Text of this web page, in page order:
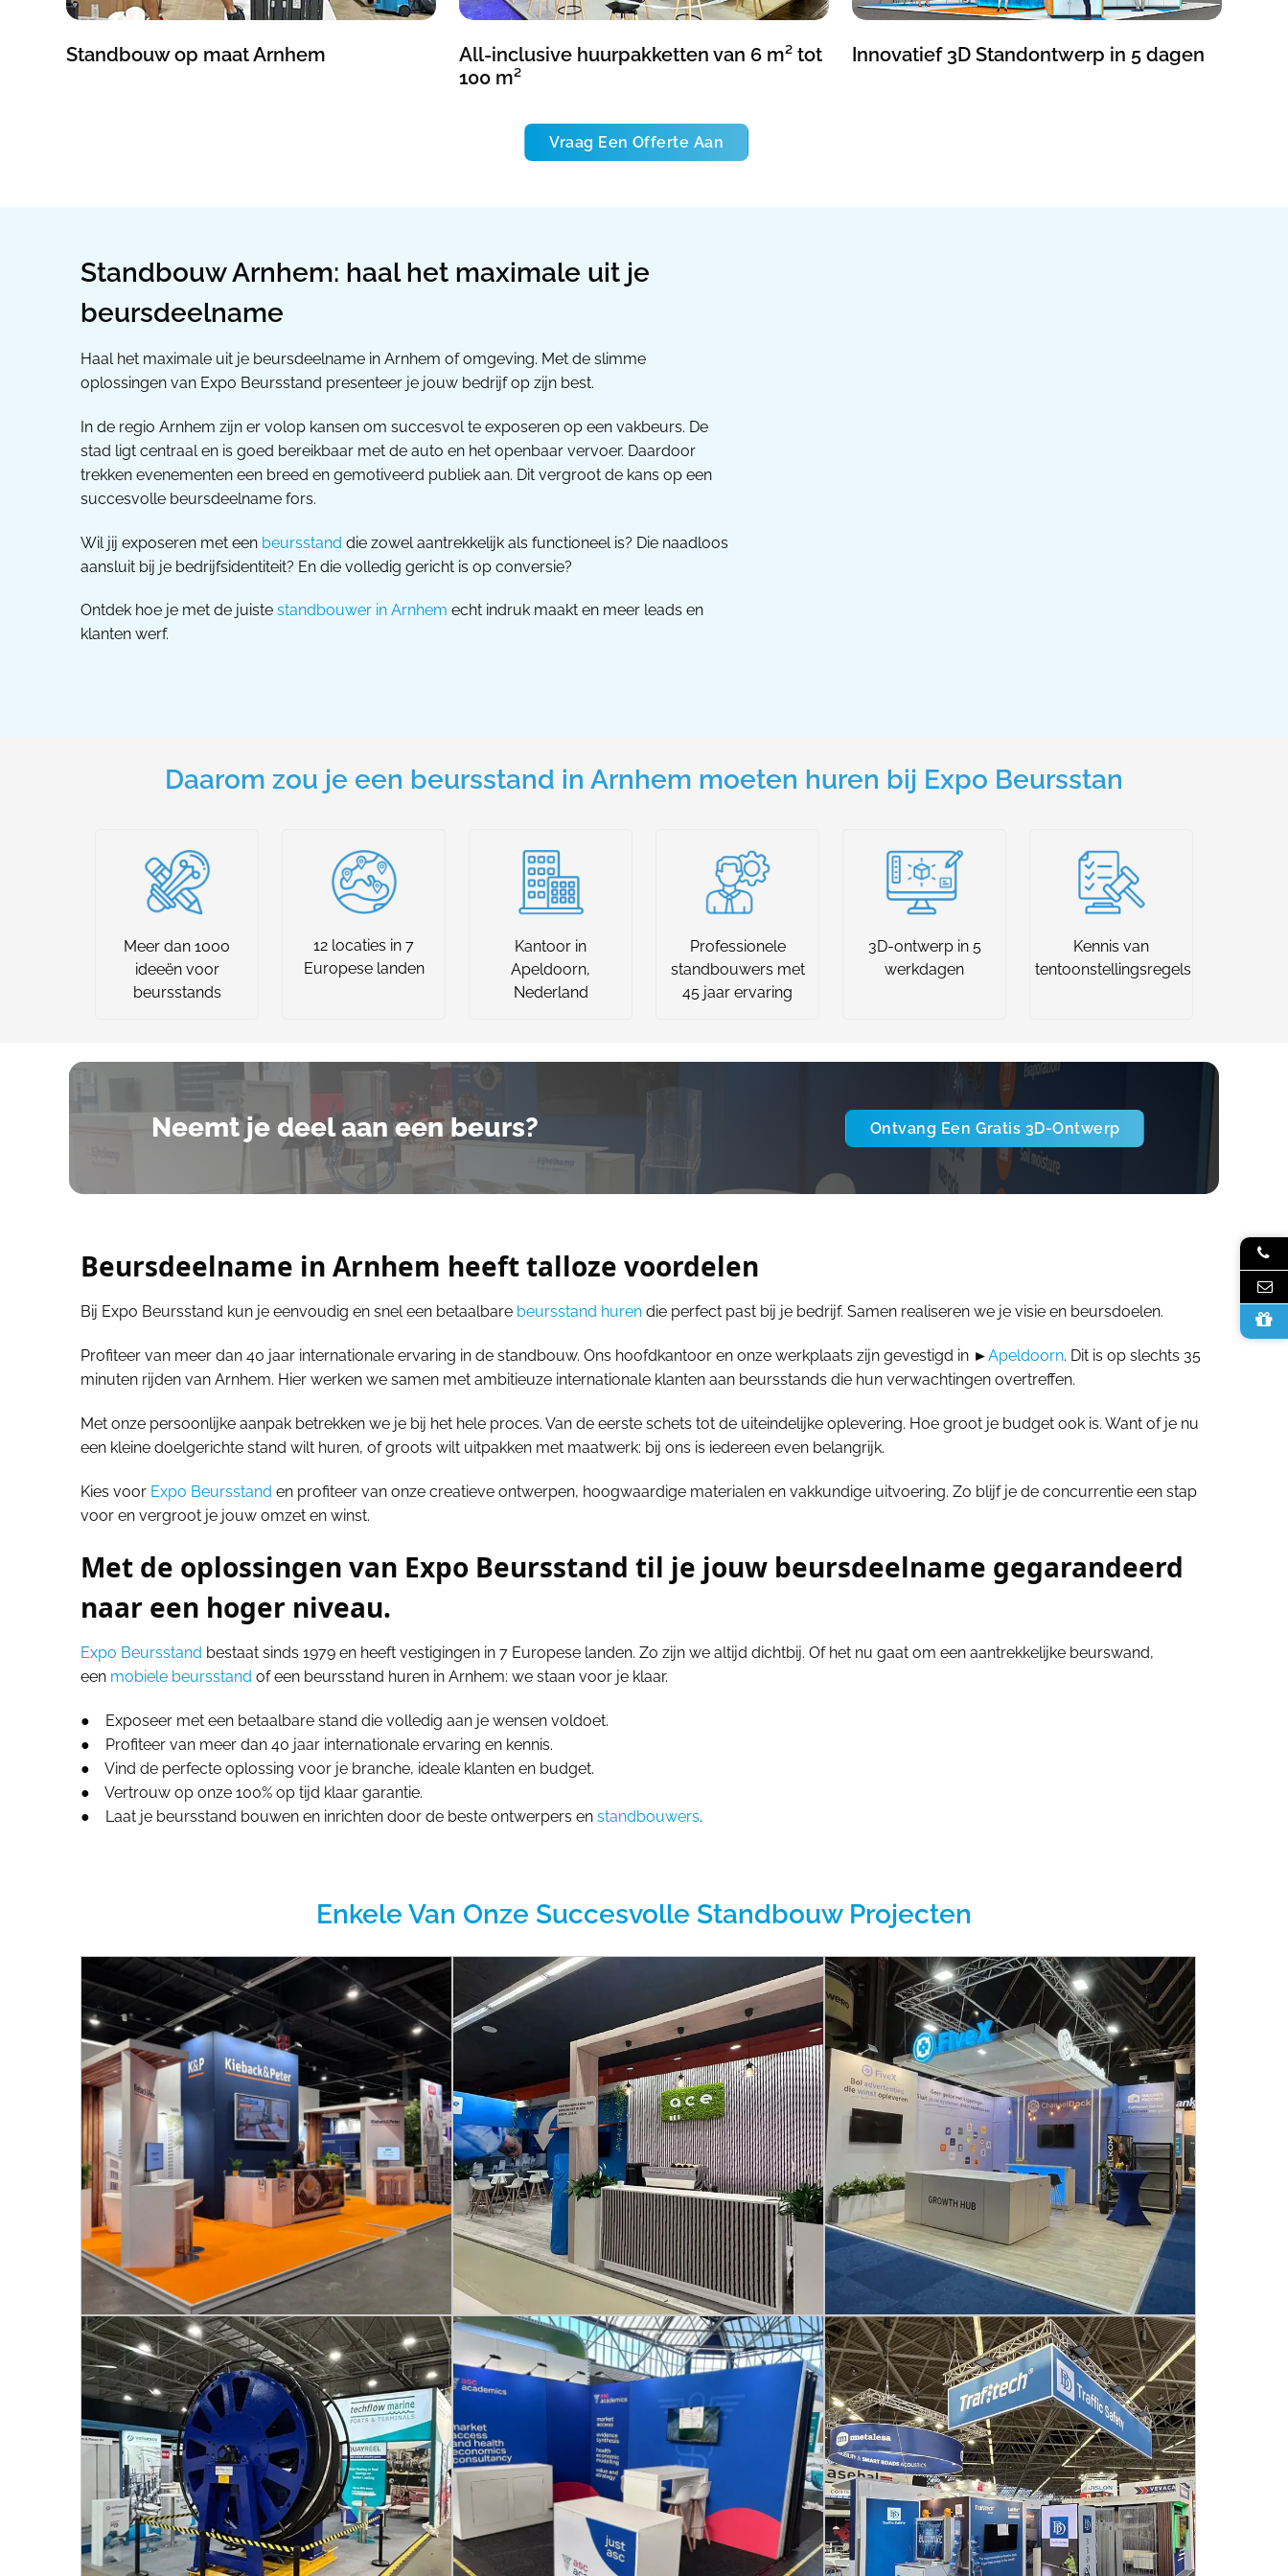
Standbouw op maat Arnhem
All-inclusive huurpakketten van 6 m² tot
100 m²
Innovatief 3D Standontwerp in 5 dagen
Vraag Een Offerte Aan
Standbouw Arnhem: haal het maximale uit je
beursdeelname
Haal het maximale uit je beursdeelname in Arnhem of omgeving. Met de slimme
oplossingen van Expo Beursstand presenteer je jouw bedrijf op zijn best.
In de regio Arnhem zijn er volop kansen om succesvol te exposeren op een vakbeurs. De
stad ligt centraal en is goed bereikbaar met de auto en het openbaar vervoer. Daardoor
trekken evenementen een breed en gemotiveerd publiek aan. Dit vergroot de kans op een
succesvolle beursdeelname fors.
Wil jij exposeren met een beursstand die zowel aantrekkelijk als functioneel is? Die naadloos
aansluit bij je bedrijfsidentiteit? En die volledig gericht is op conversie?
Ontdek hoe je met de juiste standbouwer in Arnhem echt indruk maakt en meer leads en
klanten werf.
Daarom zou je een beursstand in Arnhem moeten huren bij Expo Beursstan
Meer dan 1000
ideeën voor
beursstands
12 locaties in 7
Europese landen
Kantoor in
Apeldoorn,
Nederland
Professionele
standbouwers met
45 jaar ervaring
3D-ontwerp in 5
werkdagen
Kennis van
tentoonstellingsregels
Neemt je deel aan een beurs? Ontvang Een Gratis 3D-Ontwerp
Beursdeelname in Arnhem heeft talloze voordelen
Bij Expo Beursstand kun je eenvoudig en snel een betaalbare beursstand huren die perfect past bij je bedrijf. Samen realiseren we je visie en beursdoelen.
Profiteer van meer dan 40 jaar internationale ervaring in de standbouw. Ons hoofdkantoor en onze werkplaats zijn gevestigd in ►Apeldoorn. Dit is op slechts 35
minuten rijden van Arnhem. Hier werken we samen met ambitieuze internationale klanten aan beursstands die hun verwachtingen overtreffen.
Met onze persoonlijke aanpak betrekken we je bij het hele proces. Van de eerste schets tot de uiteindelijke oplevering. Hoe groot je budget ook is. Want of je nu
een kleine doelgerichte stand wilt huren, of groots wilt uitpakken met maatwerk: bij ons is iedereen even belangrijk.
Kies voor Expo Beursstand en profiteer van onze creatieve ontwerpen, hoogwaardige materialen en vakkundige uitvoering. Zo blijf je de concurrentie een stap
voor en vergroot je jouw omzet en winst.
Met de oplossingen van Expo Beursstand til je jouw beursdeelname gegarandeerd
naar een hoger niveau.
Expo Beursstand bestaat sinds 1979 en heeft vestigingen in 7 Europese landen. Zo zijn we altijd dichtbij. Of het nu gaat om een aantrekkelijke beurswand,
een mobiele beursstand of een beursstand huren in Arnhem: we staan voor je klaar.
● Exposeer met een betaalbare stand die volledig aan je wensen voldoet.
● Profiteer van meer dan 40 jaar internationale ervaring en kennis.
● Vind de perfecte oplossing voor je branche, ideale klanten en budget.
● Vertrouw op onze 100% op tijd klaar garantie.
● Laat je beursstand bouwen en inrichten door de beste ontwerpers en standbouwers.
Enkele Van Onze Succesvolle Standbouw Projecten